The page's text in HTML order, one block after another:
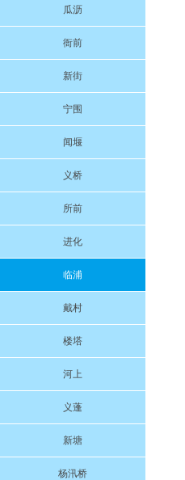
瓜沥
衙前
新街
宁围
闻堰
义桥
所前
进化
临浦
戴村
楼塔
河上
义蓬
新塘
杨汛桥